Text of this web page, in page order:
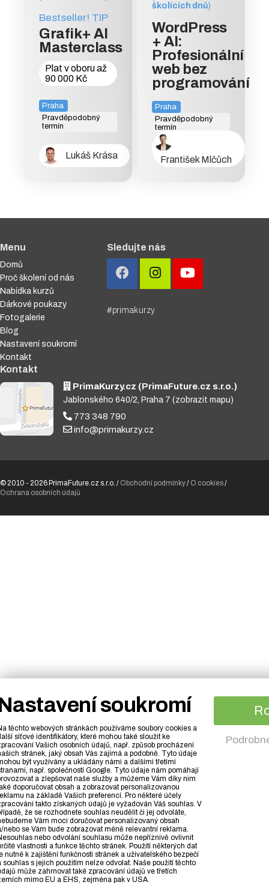
Bestseller! TIP
Grafik+ AI
Masterclass
Plat v oboru až
90 000 Kč
Praha
Pravděpodobný
termín
Lukáš Krása
školících dnů)
WordPress
+ AI:
Profesionální
web bez
programování
Praha
Pravděpodobný
termín
František Mlčůch
Menu
Domů
Proč školení od nás
Nabídka kurzů
Dárkové poukazy
Fotogalerie
Blog
Nastavení soukromí
Kontakt
Kontakt
PrimaKurzy.cz (PrimaFuture.cz s.r.o.)
Jablonského 640/2, Praha 7 (zobrazit mapu)
773 348 790
info@primakurzy.cz
Sledujte nás
#primakurzy
© 2010 - 2026 PrimaFuture.cz s.r.o. / Obchodní podmínky/ O cookies/
Ochrana osobních údajů
soukromí
těchto webových stránkách používáme soubory cookies a
síťové identifikátory, které mohou také sloužit ke
Vašich osobních údajů, např. způsob procházení
stránek, jaký obsah Vás zajímá a podobně. Tyto údaje
být využívány a ukládány námi a dalšími třetími
např. společností Google. Tyto údaje nám pomáhají
a zlepšovat naše služby a můžeme Vám díky nim
doporučovat obsah a zobrazovat personalizovanou
na základě Vašich preferencí. Pro některé účely
takto získaných údajů je vyžadován Váš souhlas. V
že se rozhodnete souhlas neudělit či jej odvoláte,
Vám moci doručovat personalizovaný obsah
nebo se Vám bude zobrazovat méně relevantní reklama.
nebo odvolání souhlasu může nepříznivě ovlivnit
vlastnosti a funkce těchto stránek. Použití některých dat
nutné k zajištění funkčnosti stránek a uživatelského bezpečí
souhlas s jejich použitím nelze odvolat. Naše použití těchto
může zahrnovat také zpracování údajů ve třetích
mimo EU a EHS, zejména pak v USA.